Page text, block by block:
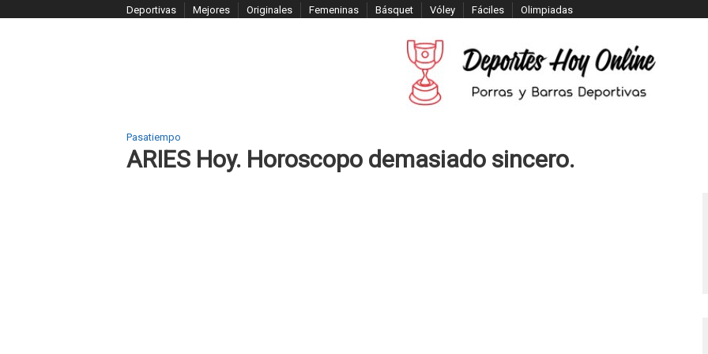
Deportivas Mejores Originales Femeninas Básquet Vóley Fáciles Olimpiadas
Pasatiempo
ARIES Hoy. Horoscopo demasiado sincero.